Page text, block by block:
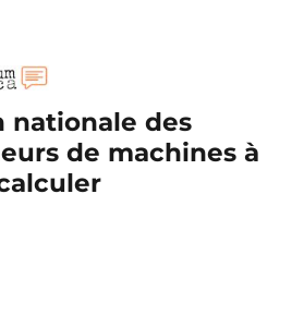
nationale des
de machines à